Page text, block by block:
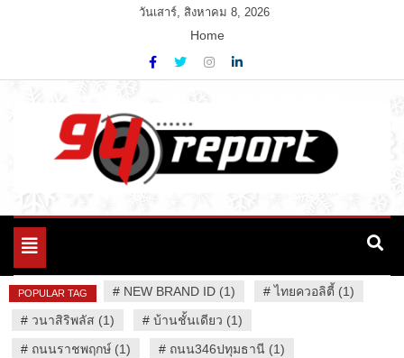
วันเสาร์, สิงหาคม 8, 2026
Home
94 Report.com
Variety News
Toggle
POPULAR TAG # NEW BRAND ID (1) #ไทยควอลิตี้ (1)
# วนาสิริพลัส (1) # บ้านชั้นเดียว (1)
# ถนนราชพฤกษ์ (1) # ถนน346ปทุมธานี (1)